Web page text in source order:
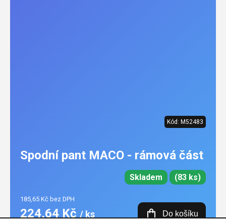
Kód: M52483
Spodní pant MACO - rámová část
Skladem (83 ks)
185,65 Kč bez DPH
224,64 Kč / ks Do košíku